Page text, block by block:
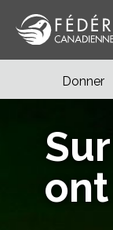
Donner